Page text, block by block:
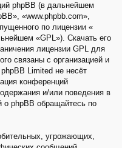
phpBB (в дальнейшем
«www.phpbb.com»,
по лицензии «
«GPL»). Скачать его
лицензии GPL для
связаны с организацией и
Limited не несёт
конференций
и/или поведения в
о phpBB обращайтесь по
угрожающих,